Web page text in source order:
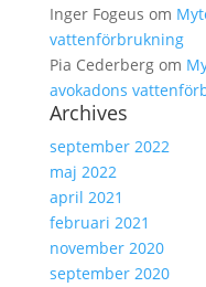
Inger Fogeus om
vattenförbrukning
Pia Cederbergom
avokadons
Archives
september 2022
maj 2022
april 2021
februari 2021
november 2020
september 2020